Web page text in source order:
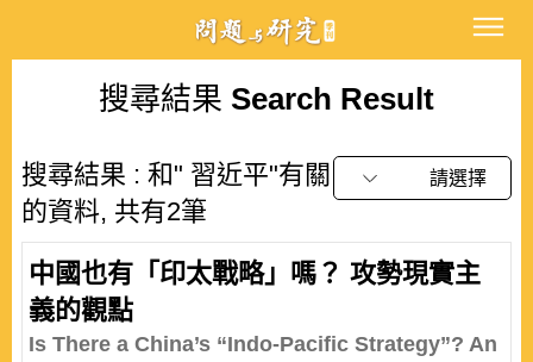
搜尋結果 Search Result
搜尋結果 : 和" 習近平"有關
的資料, 共有2筆
請選擇
中國也有「印太戰略」嗎？ 攻勢現實主
義的觀點
Is There a China’s “Indo-Pacific Strategy”? An